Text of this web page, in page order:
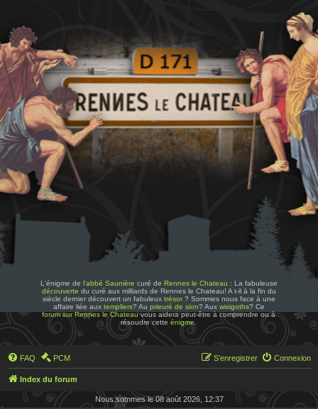
L'énigme de l'abbé Saunière curé de Rennes le Chateau : La fabuleuse
découverte du curé aux milliards de Rennes le Chateau! A t-il à la fin du
siècle dernier découvert un fabuleux trésor? Sommes nous face à une
affaire liée aux templiers? Au prieuré de sion? Aux wisigoths? Ce
forum sur Rennes le Chateauvous aidera peut-être à comprendre ou à
résoudre cetteénigme
FAQ PCM Connexion
S’enregistrer
Index du forum
Nous sommes le 08 août 2026, 12:37